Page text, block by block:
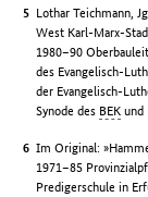
Lothar Teichmann,
West Karl-Marx-
1980–90
des Evangelisch-
der Evangelisch-
Synode des BEK und
Im Original:
1971–85
Predigerschule in